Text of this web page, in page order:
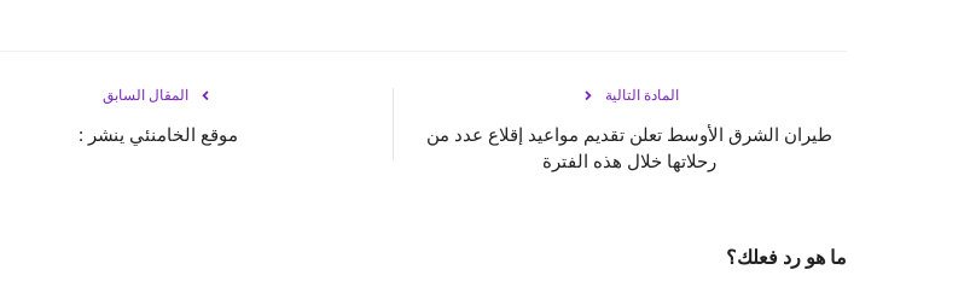
المقال السابق المادة التالية
طيران الشرق الأوسط تعلن تقديم مواعيد إقلاع عدد من
رحلاتها خلال هذه الفترة
ما هو رد فعلك؟